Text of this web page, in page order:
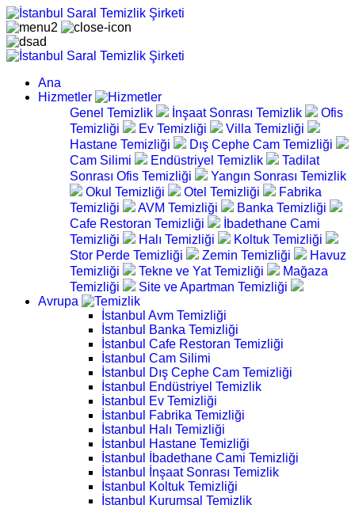
Ana
Hizmetler
Genel Temizlik
İnşaat Sonrası Temizlik
Ofis
Temizliği
Ev Temizliği
Villa Temizliği
Hastane Temizliği
Dış Cephe Cam Temizliği
Cam Silimi
Endüstriyel Temizlik
Tadilat
Sonrası Ofis Temizliği
Yangın Sonrası Temizlik
Okul Temizliği
Otel Temizliği
Fabrika
Temizliği
AVM Temizliği
Banka Temizliği
Cafe Restoran Temizliği
İbadethane Cami
Temizliği
Halı Temizliği
Koltuk Temizliği
Stor Perde Temizliği
Zemin Temizliği
Havuz
Temizliği
Tekne ve Yat Temizliği
Mağaza
Temizliği
Site ve Apartman Temizliği
Avrupa
İstanbul Avm Temizliği
İstanbul Banka Temizliği
İstanbul Cafe Restoran Temizliği
İstanbul Cam Silimi
İstanbul Dış Cephe Cam Temizliği
İstanbul Endüstriyel Temizlik
İstanbul Ev Temizliği
İstanbul Fabrika Temizliği
İstanbul Halı Temizliği
İstanbul Hastane Temizliği
İstanbul İbadethane Cami Temizliği
İstanbul İnşaat Sonrası Temizlik
İstanbul Koltuk Temizliği
İstanbul Kurumsal Temizlik